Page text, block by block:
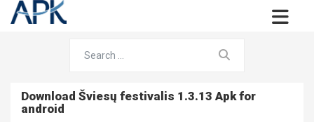
Download Šviesų festivalis 1.3.13 Apk for
android